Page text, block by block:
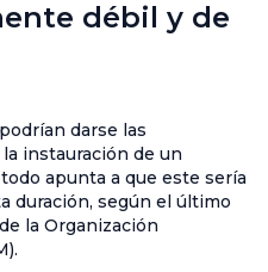
débil y de
darse las
instauración de un
apunta a que este sería
duración, según el último
la Organización